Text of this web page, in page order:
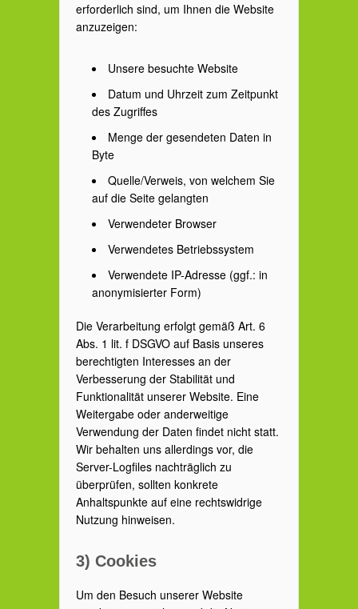
erforderlich sind, um Ihnen die Website
anzuzeigen:
Unsere besuchte Website
Datum und Uhrzeit zum Zeitpunkt
des Zugriffes
Menge der gesendeten Daten in
Byte
Quelle/Verweis, von welchem Sie
auf die Seite gelangten
Verwendeter Browser
Verwendetes Betriebssystem
Verwendete IP-Adresse (ggf.: in
anonymisierter Form)
Die Verarbeitung erfolgt gemäß Art. 6
Abs. 1 lit. f DSGVO auf Basis unseres
berechtigten Interesses an der
Verbesserung der Stabilität und
Funktionalität unserer Website. Eine
Weitergabe oder anderweitige
Verwendung der Daten findet nicht statt.
Wir behalten uns allerdings vor, die
Server-Logfiles nachträglich zu
überprüfen, sollten konkrete
Anhaltspunkte auf eine rechtswidrige
Nutzung hinweisen.
3) Cookies
Um den Besuch unserer Website